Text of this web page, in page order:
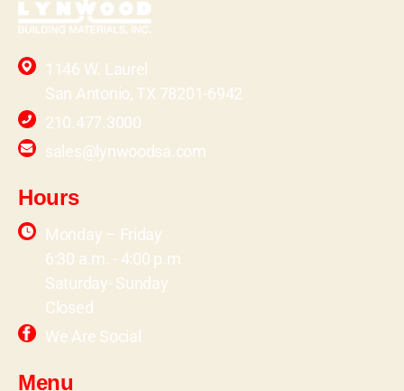
1146 W. Laurel
San Antonio, TX 78201-6942
210.477.3000
sales@lynwoodsa.com
Hours
Monday – Friday
6:30 a.m. - 4:00 p.m
Saturday- Sunday
Closed
We Are Social
Menu